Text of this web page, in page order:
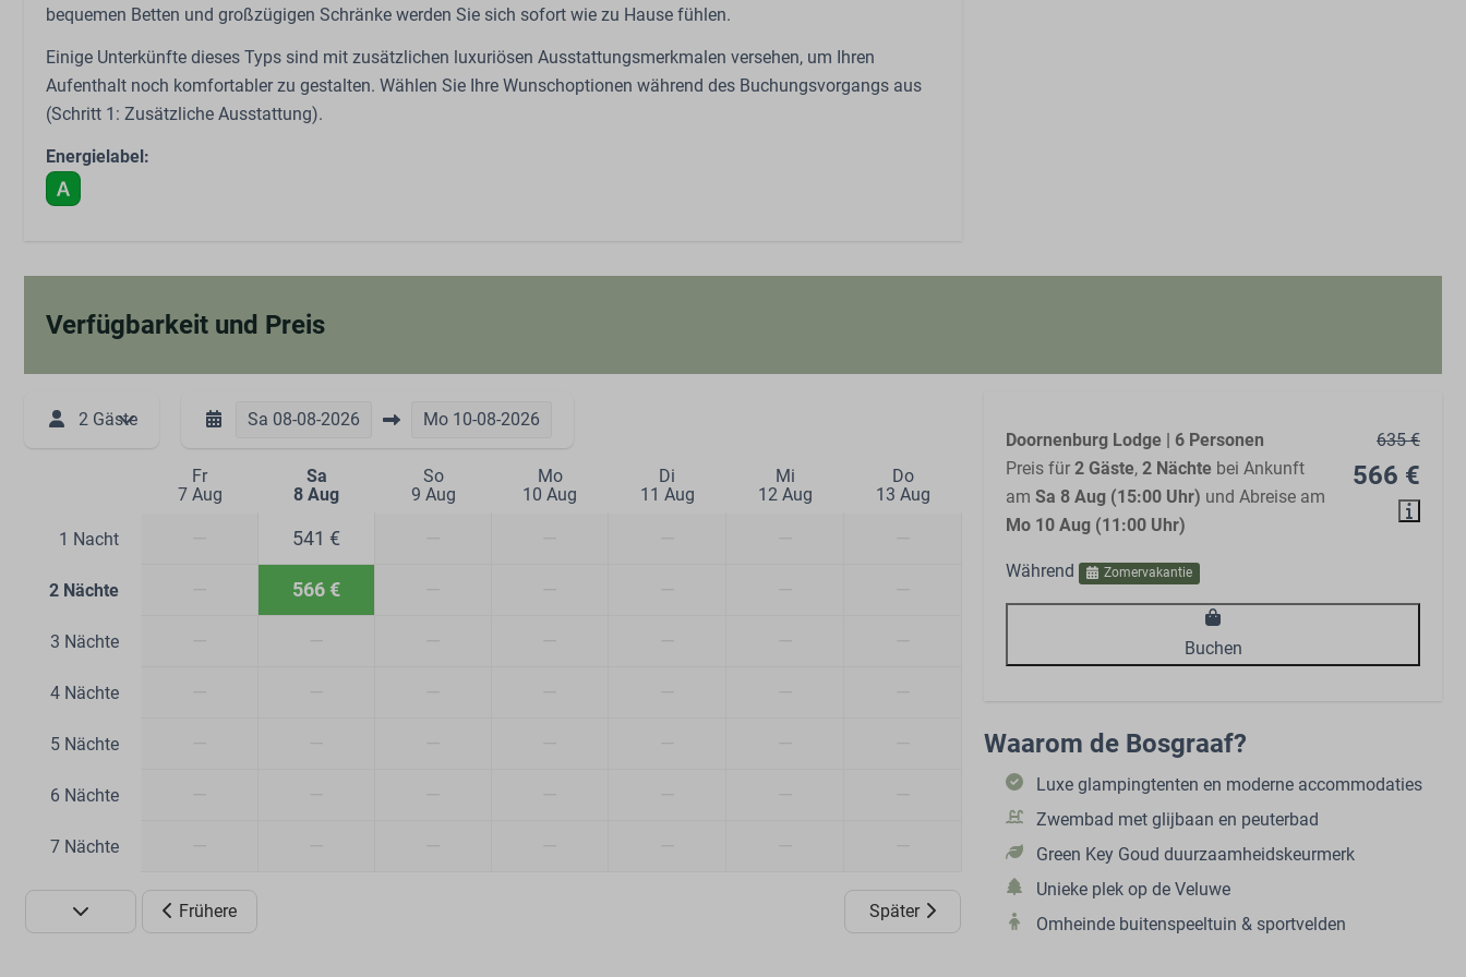
Spielplatz im Freien
Schaukeln
Trampolin
Restaurant
bequemen Betten und großzügigen Schränke werden Sie sich sofort wie zu Hause fühlen.
Einige Unterkünfte dieses Typs sind mit zusätzlichen luxuriösen Ausstattungsmerkmalen versehen, um Ihren
Aufenthalt noch komfortabler zu gestalten. Wählen Sie Ihre Wunschoptionen während des Buchungsvorgangs aus
(Schritt 1: Zusätzliche Ausstattung).
Energielabel:
Verfügbarkeit und Preis
2 Gäste Sa 08-08-2026 Mo 10-08-2026
Fr
7 Aug
Sa
8 Aug
So
9 Aug
Mo
10 Aug
Di
11 Aug
Mi
12 Aug
Do
13 Aug
1 Nacht 541 €
2 Nächte 566 €
3 Nächte
4 Nächte
5 Nächte
6 Nächte
7 Nächte
Frühere Später
635 €
566 €
Doornenburg Lodge | 6 Personen
Preis für 2 Gäste, 2 Nächte bei Ankunft
am Sa 8 Aug (15:00 Uhr) und Abreise am
Mo 10 Aug (11:00 Uhr)
Während Zomervakantie
Buchen
Waarom de Bosgraaf?
Luxe glampingtenten en moderne accommodaties
Zwembad met glijbaan en peuterbad
Green Key Goud duurzaamheidskeurmerk
Unieke plek op de Veluwe
Omheinde buitenspeeltuin & sportvelden